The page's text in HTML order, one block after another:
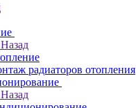
Назад
радиаторов отопления
Назад